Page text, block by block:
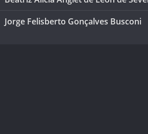
Jorge Felisberto Gonçalves Busconi